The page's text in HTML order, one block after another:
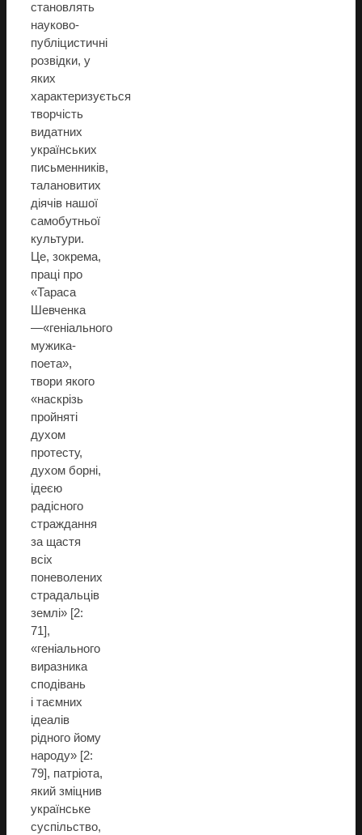
становлять
науково-
публіцистичні
розвідки, у
яких
характеризується
творчість
видатних
українських
письменників,
талановитих
діячів нашої
самобутньої
культури.
Це, зокрема,
праці про
«Тараса
Шевченка
—«геніального
мужика-
поета»,
твори якого
«наскрізь
пройняті
духом
протесту,
духом борні,
ідеєю
радісного
страждання
за щастя
всіх
поневолених
страдальців
землі» [2:
71],
«геніального
виразника
сподівань
і таємних
ідеалів
рідного йому
народу» [2:
79], патріота,
який зміцнив
українське
суспільство,